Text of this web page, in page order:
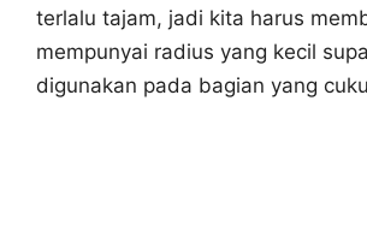
terlalu tajam, jadi kita harus
mempunyai radius yang kecil
digunakan pada bagian yang